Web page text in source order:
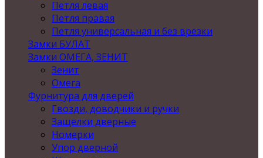
Петля левая
Петля правая
Петля универсальная и без врезки
Замки БУЛАТ
Замки ОМЕГА, ЗЕНИТ
Зенит
Омега
Фурнитура для дверей
Гвозди, доводчики и ручки
Защелки дверные
Номерки
Упор дверной